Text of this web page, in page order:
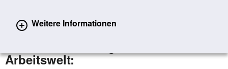
Weitere Informationen
Fehlzeiten-Report 2025 zum Einsatz
Arbeitswelt: